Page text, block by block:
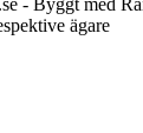
- Byggt med
ägare